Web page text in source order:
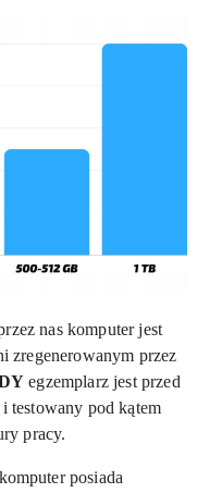
nas komputer jest
zregenerowanym przez
egzemplarz jest przed
i testowany pod kątem
pracy.
posiada